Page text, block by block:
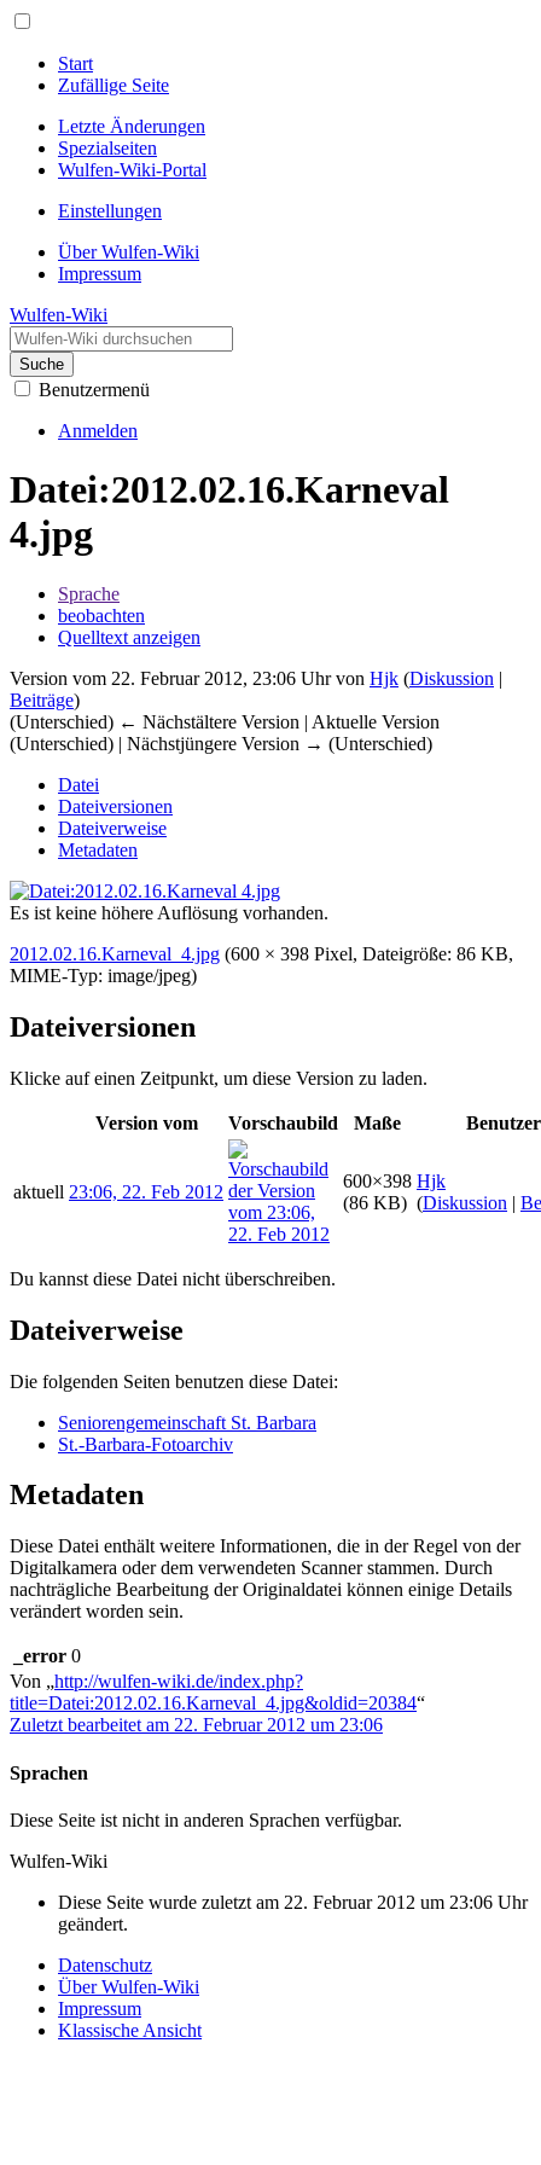
Start
Zufällige Seite
Letzte Änderungen
Spezialseiten
Wulfen-Wiki-Portal
Einstellungen
Über Wulfen-Wiki
Impressum
Wulfen-Wiki
Suche
Benutzermenü
Anmelden
Datei:2012.02.16.Karneval
4.jpg
Sprache
beobachten
Quelltext anzeigen
Version vom 22. Februar 2012, 23:06 Uhr von Hjk (Diskussion |
Beiträge)
(Unterschied) ← Nächstältere Version | Aktuelle Version
(Unterschied) | Nächstjüngere Version → (Unterschied)
Datei
Dateiversionen
Dateiverweise
Metadaten
Es ist keine höhere Auflösung vorhanden.
2012.02.16.Karneval_4.jpg (600 × 398 Pixel, Dateigröße: 86 KB,
MIME-Typ: image/jpeg)
Dateiversionen
Klicke auf einen Zeitpunkt, um diese Version zu laden.
Version vom Vorschaubild Maße Benutzer
aktuell 23:06, 22. Feb 2012
600×398
(86 KB)
Hjk
(Diskussion |
Du kannst diese Datei nicht überschreiben.
Dateiverweise
Die folgenden Seiten benutzen diese Datei:
Seniorengemeinschaft St. Barbara
St.-Barbara-Fotoarchiv
Metadaten
Diese Datei enthält weitere Informationen, die in der Regel von der
Digitalkamera oder dem verwendeten Scanner stammen. Durch
nachträgliche Bearbeitung der Originaldatei können einige Details
verändert worden sein.
_error 0
Von „http://wulfen-wiki.de/index.php?
title=Datei:2012.02.16.Karneval_4.jpg&oldid=20384“
Zuletzt bearbeitet am 22. Februar 2012 um 23:06
Sprachen
Diese Seite ist nicht in anderen Sprachen verfügbar.
Wulfen-Wiki
Diese Seite wurde zuletzt am 22. Februar 2012 um 23:06 Uhr
geändert.
Datenschutz
Über Wulfen-Wiki
Impressum
Klassische Ansicht